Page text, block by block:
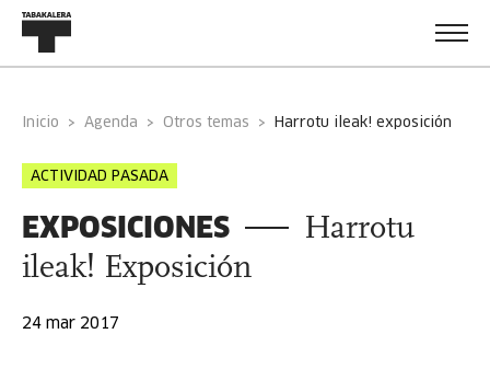
Inicio Agenda Otros temas harrotu ileak! exposición
ACTIVIDAD PASADA
EXPOSICIONES
Harrotu
ileak! Exposición
24 mar 2017